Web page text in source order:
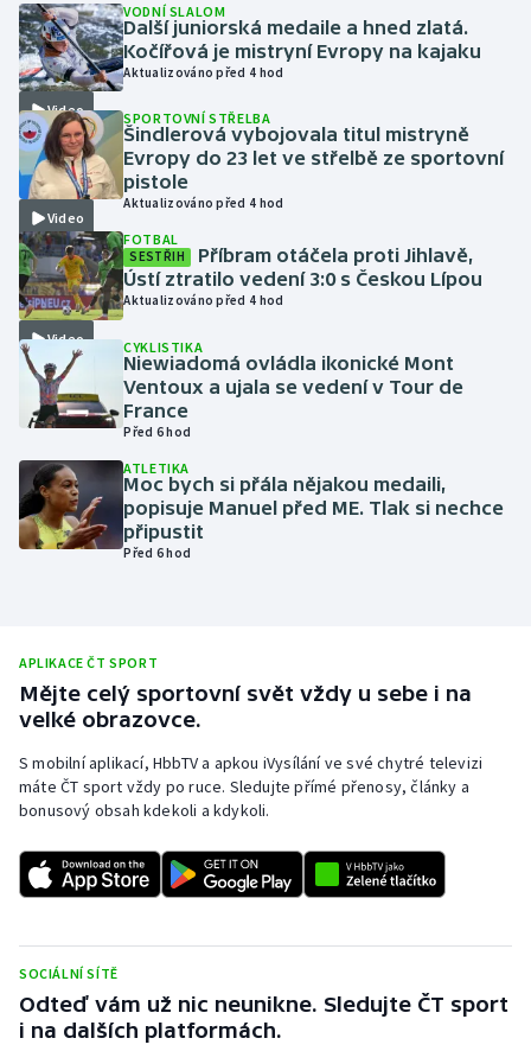
Jezdectví
Judo
Krasobruslení
Lezení
Lyže a snowboard
Moderní pětiboj
Motorsport
Parasport
Ragby
Rychlostní kanoistika
Short track
Stolní tenis
Triatlon
Video
VODNÍ SLALOM
Další juniorská medaile a hned zlatá.
Kočířová je mistryní Evropy na kajaku
Aktualizováno před 4 hod
Video
SPORTOVNÍ STŘELBA
Šindlerová vybojovala titul mistryně
Evropy do 23 let ve střelbě ze sportovní
pistole
Aktualizováno před 4 hod
Video
FOTBAL
SESTŘIH
Příbram otáčela proti Jihlavě,
Ústí ztratilo vedení 3:0 s Českou Lípou
Aktualizováno před 4 hod
CYKLISTIKA
Niewiadomá ovládla ikonické Mont
Ventoux a ujala se vedení v Tour de
France
Před 6 hod
ATLETIKA
Moc bych si přála nějakou medaili,
popisuje Manuel před ME. Tlak si nechce
připustit
Před 6 hod
APLIKACE ČT SPORT
Mějte celý sportovní svět vždy u sebe i na
velké obrazovce.
S mobilní aplikací, HbbTV a apkou iVysílání ve své chytré televizi
máte ČT sport vždy po ruce. Sledujte přímé přenosy, články a
bonusový obsah kdekoli a kdykoli.
SOCIÁLNÍ SÍTĚ
Odteď vám už nic neunikne. Sledujte ČT sport
i na dalších platformách.